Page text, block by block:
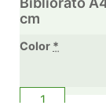
cm
Color *